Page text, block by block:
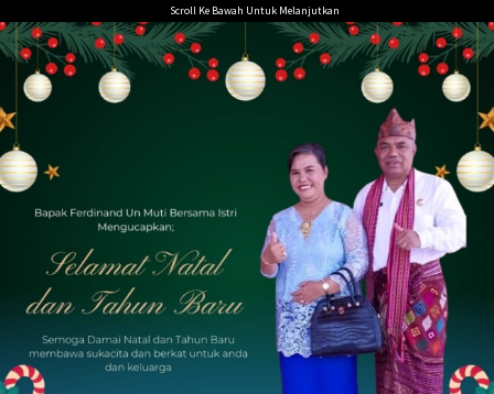
ke
konten
Scroll Ke Bawah Untuk Melanjutkan